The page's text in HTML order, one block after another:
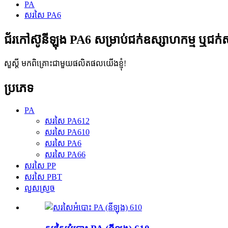
PA
សរសៃ PA6
ជ័រកៅស៊ូនីឡុង PA6 សម្រាប់ជក់ឧស្សាហកម្ម ឬជ
សួស្តី មកពិគ្រោះជាមួយផលិតផលយើងខ្ញុំ!
ប្រភេទ
PA
សរសៃ PA612
សរសៃ PA610
សរសៃ PA6
សរសៃ PA66
សរសៃ PP
សរសៃ PBT
លួសស្រួច